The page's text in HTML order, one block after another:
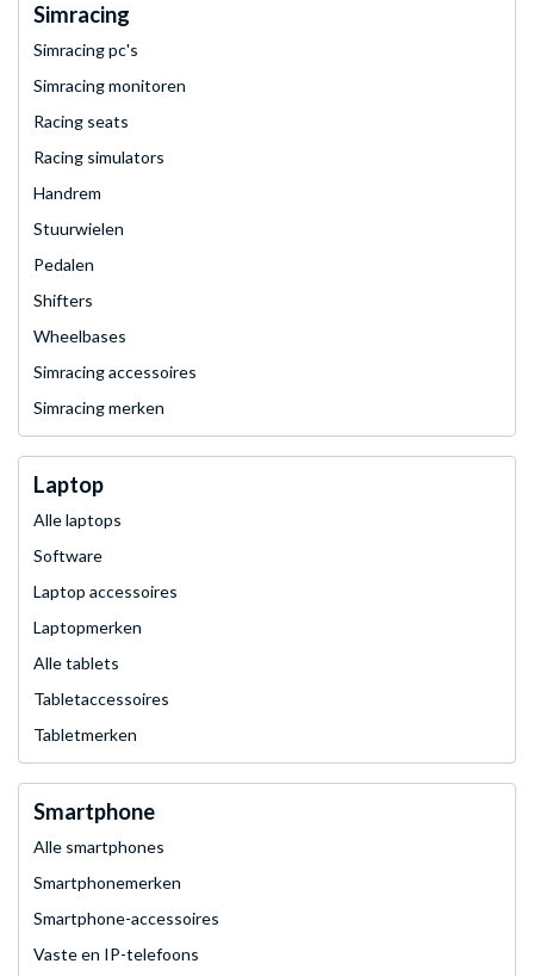
Simracing
Simracing pc's
Simracing monitoren
Racing seats
Racing simulators
Handrem
Stuurwielen
Pedalen
Shifters
Wheelbases
Simracing accessoires
Simracing merken
Laptop
Alle laptops
Software
Laptop accessoires
Laptopmerken
Alle tablets
Tabletaccessoires
Tabletmerken
Smartphone
Alle smartphones
Smartphonemerken
Smartphone-accessoires
Vaste en IP-telefoons